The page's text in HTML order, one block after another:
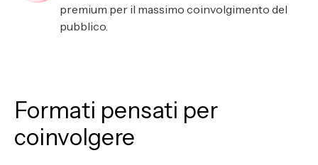
premium per il massimo coinvolgimento del
pubblico.
Formati pensati per
coinvolgere